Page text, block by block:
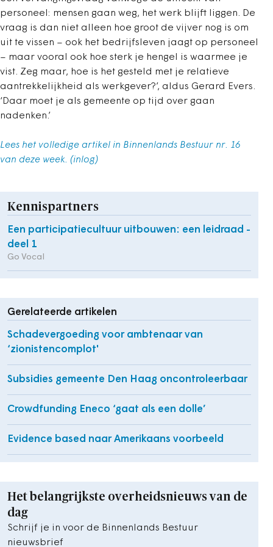
personeel: mensen gaan weg, het werk blijft liggen. De
vraag is dan niet alleen hoe groot de vijver nog is om
uit te vissen – ook het bedrijfsleven jaagt op personeel
– maar vooral ook hoe sterk je hengel is waarmee je
vist. Zeg maar, hoe is het gesteld met je relatieve
aantrekkelijkheid als werkgever?’, aldus Gerard Evers.
‘Daar moet je als gemeente op tijd over gaan
nadenken.’
Lees het volledige artikel in Binnenlands Bestuur nr. 16
van deze week. (inlog)
Kennispartners
Een participatiecultuur uitbouwen: een leidraad -
deel 1
Go Vocal
Gerelateerde artikelen
Schadevergoeding voor ambtenaar van
‘zionistencomplot'
Subsidies gemeente Den Haag oncontroleerbaar
Crowdfunding Eneco ‘gaat als een dolle’
Evidence based naar Amerikaans voorbeeld
Het belangrijkste overheidsnieuws van de
dag
Schrijf je in voor de Binnenlands Bestuur
nieuwsbrief